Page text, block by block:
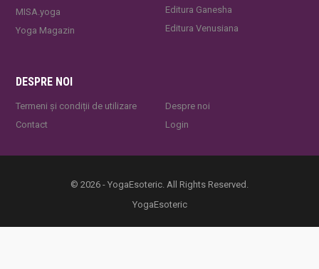
MISA.yoga
Yoga Magazin
Editura Ganesha
Editura Venusiana
DESPRE NOI
Termeni și condiții de utilizare
Contact
Despre noi
Login
© 2026 - YogaEsoteric. All Rights Reserved.
YogaEsoteric